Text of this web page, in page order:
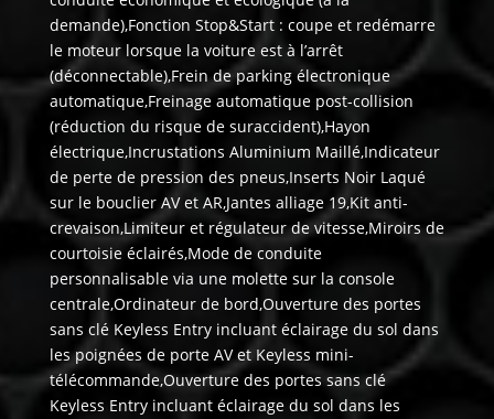
demande),Fonction Stop&Start : coupe et redémarre
le moteur lorsque la voiture est à l’arrêt
(déconnectable),Frein de parking électronique
automatique,Freinage automatique post-collision
(réduction du risque de suraccident),Hayon
électrique,Incrustations Aluminium Maillé,Indicateur
de perte de pression des pneus,Inserts Noir Laqué
sur le bouclier AV et AR,Jantes alliage 19,Kit anti-
crevaison,Limiteur et régulateur de vitesse,Miroirs de
courtoisie éclairés,Mode de conduite
personnalisable via une molette sur la console
centrale,Ordinateur de bord,Ouverture des portes
sans clé Keyless Entry incluant éclairage du sol dans
les poignées de porte AV et Keyless mini-
télécommande,Ouverture des portes sans clé
Keyless Entry incluant éclairage du sol dans les